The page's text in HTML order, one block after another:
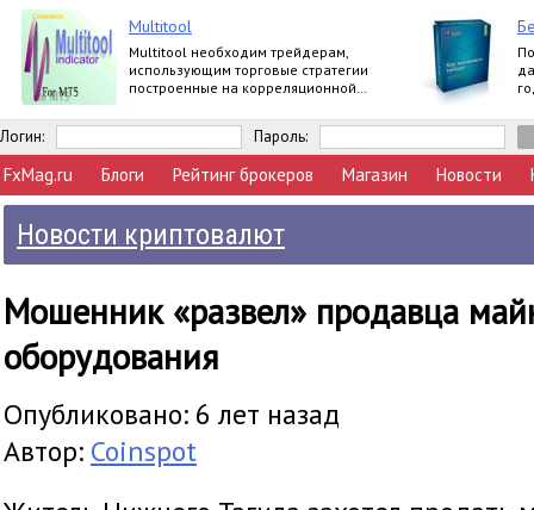
Multitool
Multitool необходим трейдерам,
использующим торговые стратегии
построенные на корреляционной
Логин: Пароль:
FxMag.ru Блоги Рейтинг брокеров Магазин Новости
Новости криптовалют
Мошенник «развел» продавца
оборудования
Опубликовано: 6 лет назад
Автор: Coinspot